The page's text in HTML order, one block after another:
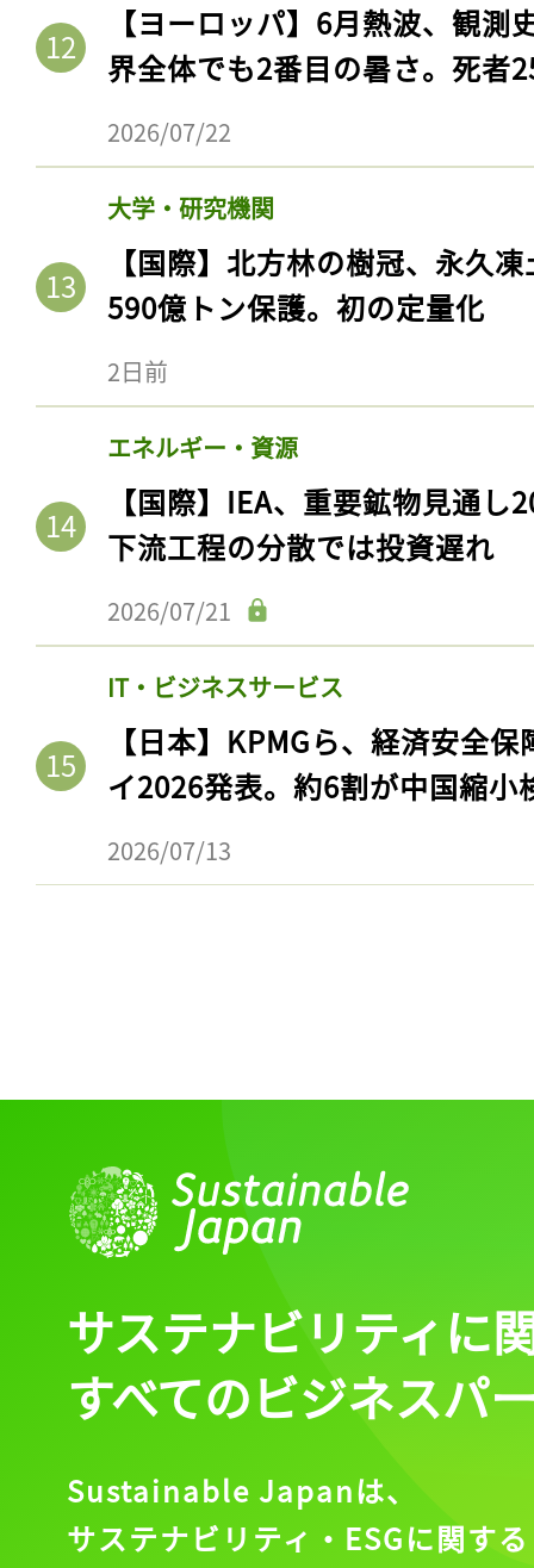
【ヨーロッパ】6月熱波、観
界全体でも2番目の暑さ。死者
2026/07/22
大学・研究機関
【国際】北方林の樹冠、永久
590億トン保護。初の定量化
2日前
エネルギー・資源
【国際】IEA、重要鉱物見通
下流工程の分散では投資遅れ
2026/07/21
IT・ビジネスサービス
【日本】KPMGら、経済安全
イ2026発表。約6割が中国縮小
2026/07/13
サステナビリティに
すべてのビジネスパ
Sustainable Japanは、
サステナビリティ・ESGに関する